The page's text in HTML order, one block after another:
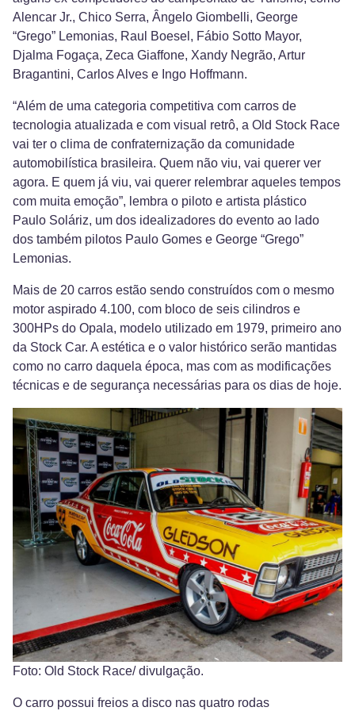
Alencar Jr., Chico Serra, Ângelo Giombelli, George
“Grego” Lemonias, Raul Boesel, Fábio Sotto Mayor,
Djalma Fogaça, Zeca Giaffone, Xandy Negrão, Artur
Bragantini, Carlos Alves e Ingo Hoffmann.
“Além de uma categoria competitiva com carros de
tecnologia atualizada e com visual retrô, a Old Stock Race
vai ter o clima de confraternização da comunidade
automobilística brasileira. Quem não viu, vai querer ver
agora. E quem já viu, vai querer relembrar aqueles tempos
com muita emoção”, lembra o piloto e artista plástico
Paulo Soláriz, um dos idealizadores do evento ao lado
dos também pilotos Paulo Gomes e George “Grego”
Lemonias.
Mais de 20 carros estão sendo construídos com o mesmo
motor aspirado 4.100, com bloco de seis cilindros e
300HPs do Opala, modelo utilizado em 1979, primeiro ano
da Stock Car. A estética e o valor histórico serão mantidas
como no carro daquela época, mas com as modificações
técnicas e de segurança necessárias para os dias de hoje.
Foto: Old Stock Race/ divulgação.
O carro possui freios a disco nas quatro rodas